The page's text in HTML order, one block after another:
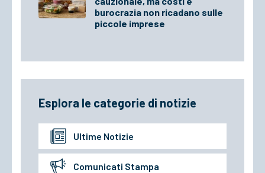
burocrazia non ricadano sulle
piccole imprese
Esplora le categorie di notizie
Ultime Notizie
Comunicati Stampa